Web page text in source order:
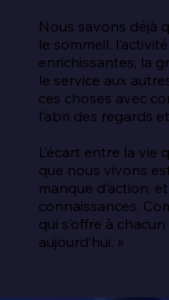
Nous savons déjà
le sommeil,
enrichissantes, la
le service aux
ces choses avec
l’abri des regards
L’écart entre la vie
que nous vivons
manque d’action,
connaissances.
qui s’offre à
aujourd’hui. »